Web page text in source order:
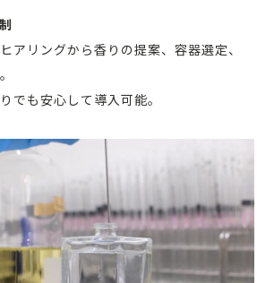
アリングから香りの提案、容器選定、
でも安心して導入可能。